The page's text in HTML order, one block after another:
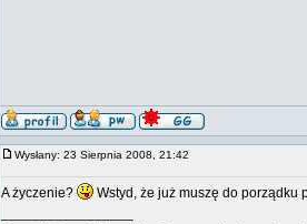
Wysłany: 23 Sierpnia 2008, 21:42
A życzenie?
Wstyd, że już muszę do porządku